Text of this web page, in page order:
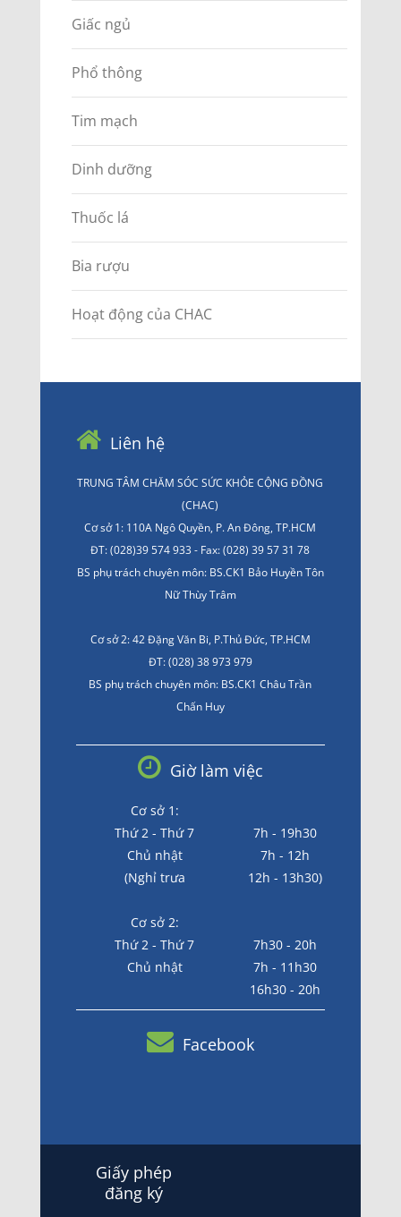
Giấc ngủ
Phổ thông
Tim mạch
Dinh dưỡng
Thuốc lá
Bia rượu
Hoạt động của CHAC
Liên hệ
TRUNG TÂM CHĂM SÓC SỨC KHỎE CỘNG ĐỒNG
(CHAC)
Cơ sở 1: 110A Ngô Quyền, P. An Đông, TP.HCM
ĐT: (028)39 574 933 - Fax: (028) 39 57 31 78
BS phụ trách chuyên môn: BS.CK1 Bảo Huyền Tôn
Nữ Thùy Trâm
Cơ sở 2: 42 Đặng Văn Bi, P.Thủ Đức, TP.HCM
ĐT: (028) 38 973 979
BS phụ trách chuyên môn: BS.CK1 Châu Trần
Chấn Huy
Giờ làm việc
Cơ sở 1:
Thứ 2 - Thứ 7
7h - 19h30
Chủ nhật
7h - 12h
(Nghỉ trưa
12h - 13h30)
Cơ sở 2:
Thứ 2 - Thứ 7
7h30 - 20h
Chủ nhật
7h - 11h30
16h30 - 20h
Facebook
Giấy phép
đăng ký